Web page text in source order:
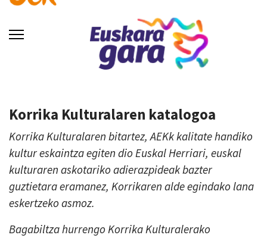
Korrika Kulturalaren katalogoa
Korrika Kulturalaren bitartez, AEKk kalitate handiko
kultur eskaintza egiten dio Euskal Herriari, euskal
kulturaren askotariko adierazpideak bazter
guztietara eramanez, Korrikaren alde egindako lana
eskertzeko asmoz.
Bagabiltza hurrengo Korrika Kulturalerako